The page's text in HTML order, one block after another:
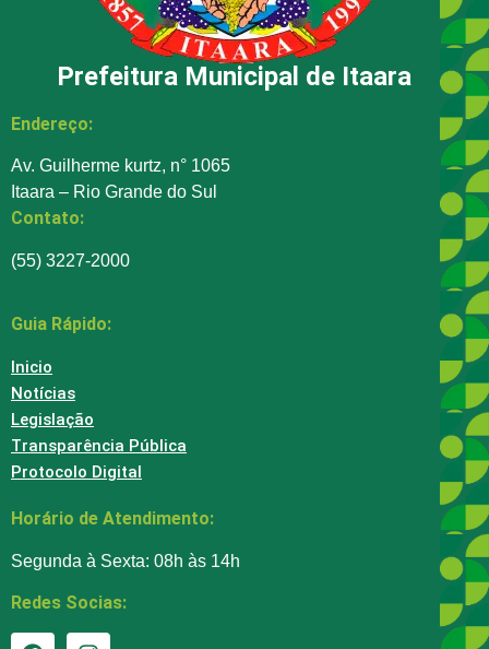
Prefeitura Municipal de Itaara
Endereço:
Av. Guilherme kurtz, n° 1065
Itaara – Rio Grande do Sul
Contato:
(55) 3227-2000
Guia Rápido:
Inicio
Notícias
Legislação
Transparência Pública
Protocolo Digital
Horário de Atendimento:
Segunda à Sexta: 08h às 14h
Redes Socias: